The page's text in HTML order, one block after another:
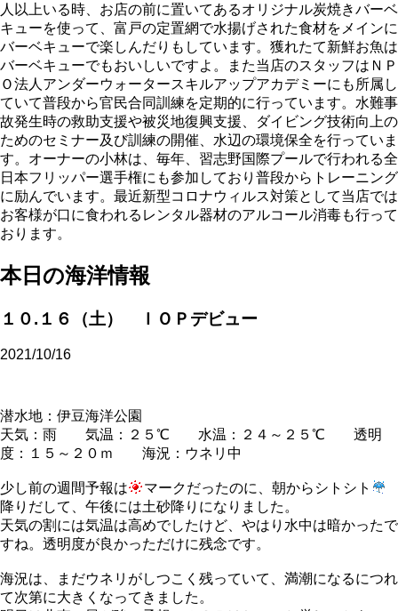
人以上いる時、お店の前に置いてあるオリジナル炭焼きバーベ
キューを使って、富戸の定置網で水揚げされた食材をメインに
バーベキューで楽しんだりもしています。獲れたて新鮮お魚は
バーベキューでもおいしいですよ。また当店のスタッフはＮＰ
Ｏ法人アンダーウォータースキルアップアカデミーにも所属し
ていて普段から官民合同訓練を定期的に行っています。水難事
故発生時の救助支援や被災地復興支援、ダイビング技術向上の
ためのセミナー及び訓練の開催、水辺の環境保全を行っていま
す。オーナーの小林は、毎年、習志野国際プールで行われる全
日本フリッパー選手権にも参加しており普段からトレーニング
に励んでいます。最近新型コロナウィルス対策として当店では
お客様が口に食われるレンタル器材のアルコール消毒も行って
おります。
本日の海洋情報
１０.１６（土） ＩＯＰデビュー
2021/10/16
潜水地：伊豆海洋公園
天気：雨 気温：２５℃ 水温：２４～２５℃ 透明
度：１５～２０ｍ 海況：ウネリ中
少し前の週間予報は
マークだったのに、朝からシトシト
降りだして、午後には土砂降りになりました。
天気の割には気温は高めでしたけど、やはり水中は暗かったで
すね。透明度が良かっただけに残念です。
海況は、まだウネリがしつこく残っていて、満潮になるにつれ
て次第に大きくなってきました。